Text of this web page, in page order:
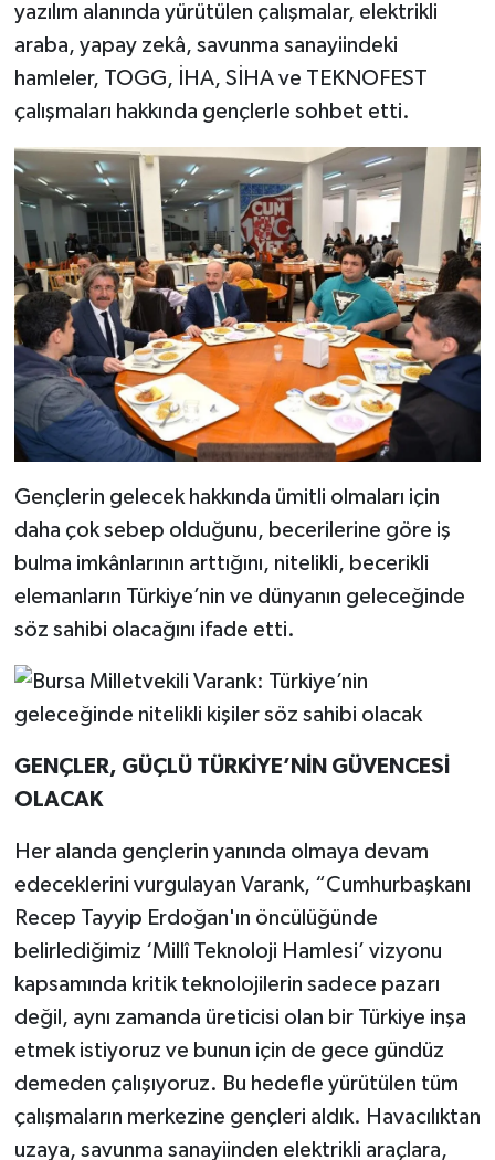
yazılım alanında yürütülen çalışmalar, elektrikli
araba, yapay zekâ, savunma sanayiindeki
hamleler, TOGG, İHA, SİHA ve TEKNOFEST
çalışmaları hakkında gençlerle sohbet etti.
Gençlerin gelecek hakkında ümitli olmaları için
daha çok sebep olduğunu, becerilerine göre iş
bulma imkânlarının arttığını, nitelikli, becerikli
elemanların Türkiye’nin ve dünyanın geleceğinde
söz sahibi olacağını ifade etti.
GENÇLER, GÜÇLÜ TÜRKİYE’NİN GÜVENCESİ
OLACAK
Her alanda gençlerin yanında olmaya devam
edeceklerini vurgulayan Varank, “Cumhurbaşkanı
Recep Tayyip Erdoğan'ın öncülüğünde
belirlediğimiz ‘Millî Teknoloji Hamlesi’ vizyonu
kapsamında kritik teknolojilerin sadece pazarı
değil, aynı zamanda üreticisi olan bir Türkiye inşa
etmek istiyoruz ve bunun için de gece gündüz
demeden çalışıyoruz. Bu hedefle yürütülen tüm
çalışmaların merkezine gençleri aldık. Havacılıktan
uzaya, savunma sanayiinden elektrikli araçlara,